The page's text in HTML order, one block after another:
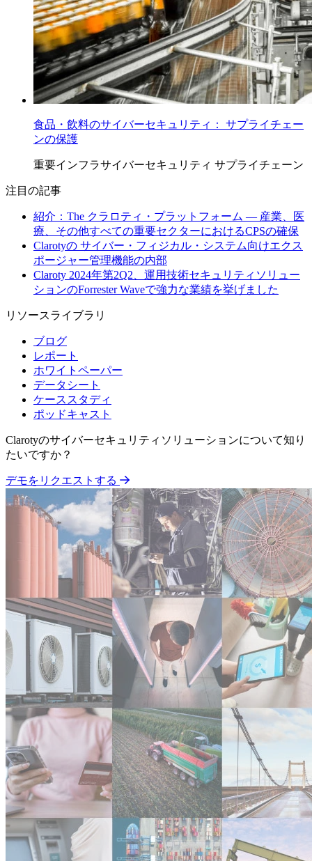
食品・飲料のサイバーセキュリティ： サプライチェー
ンの保護
重要インフラサイバーセキュリティ サプライチェーン
注目の記事
紹介：The クラロティ・プラットフォーム — 産業、医
療、その他すべての重要セクターにおけるCPSの確保
Clarotyの サイバー・フィジカル・システム向けエクス
ポージャー管理機能の内部
Claroty 2024年第2Q2、運用技術セキュリティソリュー
ションのForrester Waveで強力な業績を挙げました
リソースライブラリ
ブログ
レポート
ホワイトペーパー
データシート
ケーススタディ
ポッドキャスト
Clarotyのサイバーセキュリティソリューションについて知り
たいですか？
デモをリクエストする